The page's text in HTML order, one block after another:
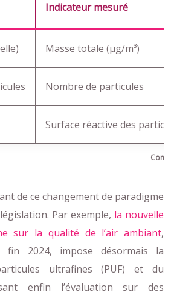
Indicateur mesuré
Masse totale (µg/m³)
Nombre de particules
Surface réactive des
de ce changement de paradigme
Par exemple, la nouvelle
sur la qualité de l’air ambiant,
2024, impose désormais la
ultrafines (PUF) et du
enfin l’évaluation sur des